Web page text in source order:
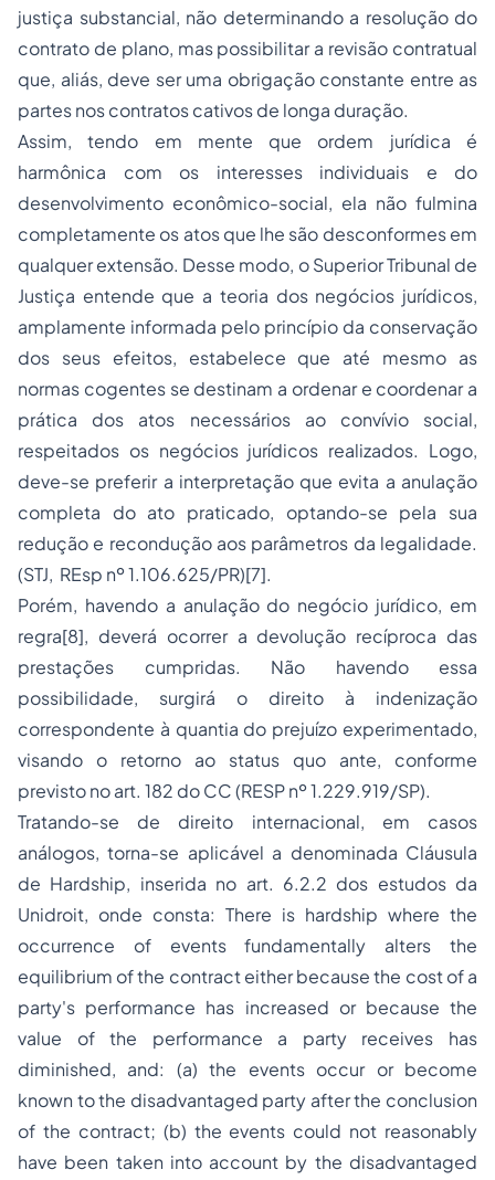
justiça substancial, não determinando a resolução do
contrato de plano, mas possibilitar a revisão contratual
que, aliás, deve ser uma obrigação constante entre as
partes nos contratos cativos de longa duração.
Assim, tendo em mente que ordem jurídica é
harmônica com os interesses individuais e do
desenvolvimento econômico-social, ela não fulmina
completamente os atos que lhe são desconformes em
qualquer extensão. Desse modo, o Superior Tribunal de
Justiça entende que a teoria dos negócios jurídicos,
amplamente informada pelo princípio da conservação
dos seus efeitos, estabelece que até mesmo as
normas cogentes se destinam a ordenar e coordenar a
prática dos atos necessários ao convívio social,
respeitados os negócios jurídicos realizados. Logo,
deve-se preferir a interpretação que evita a anulação
completa do ato praticado, optando-se pela sua
redução e recondução aos parâmetros da legalidade.
(STJ, ­ REsp nº 1.106.625/PR)[7].
Porém, havendo a anulação do negócio jurídico, em
regra[8], deverá ocorrer a devolução recíproca das
prestações cumpridas. Não havendo essa
possibilidade, surgirá o direito à indenização
correspondente à quantia do prejuízo experimentado,
visando o retorno ao status quo ante, conforme
previsto no art. 182 do CC (RESP nº 1.229.919/SP).
Tratando-se de direito internacional, em casos
análogos, torna-se aplicável a denominada Cláusula
de Hardship, inserida no art. 6.2.2 dos estudos da
Unidroit, onde consta: There is hardship where the
occurrence of events fundamentally alters the
equilibrium of the contract either because the cost of a
party's performance has increased or because the
value of the performance a party receives has
diminished, and: (a) the events occur or become
known to the disadvantaged party after the conclusion
of the contract; (b) the events could not reasonably
have been taken into account by the disadvantaged